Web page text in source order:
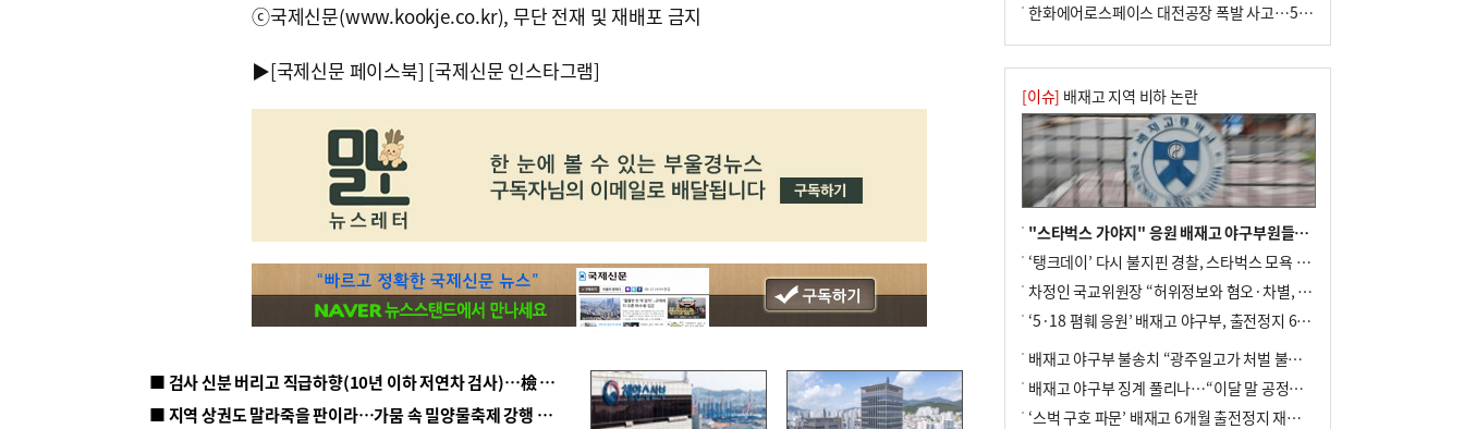
ⓒ국제신문(www.kookje.co.kr), 무단 전재 및 재배포 금지
▶[국제신문 페이스북] [국제신문 인스타그램]
■ 검사 신분 버리고 직급하향(10년 이하 저연차 검사)…檢 중수청행 기피
■ 지역 상권도 말라죽을 판이라…가뭄 속 밀양물축제 강행 논란
한화에어로스페이스 대전공장 폭발 사고…5명 사망·2명 부상(종합)
[이슈] 배재고 지역 비하 논란
"스타벅스 가야지" 응원 배재고 야구부원들, 학교서 징계 처분
‘탱크데이’ 다시 불지핀 경찰, 스타벅스 모욕 혐의 압수수색
차정인 국교위원장 “허위정보와 혐오·차별, 학교 교실까지 유입"
‘5·18 폄훼 응원’ 배재고 야구부, 출전정지 6개월→1개월 감경
배재고 야구부 불송치 “광주일고가 처벌 불원 의사 표해”
배재고 야구부 징계 풀리나…“이달 말 공정위서 재심의”
‘스벅 구호 파문’ 배재고 6개월 출전정지 재심 신청키로